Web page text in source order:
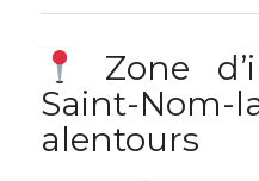
Zone
Saint-Nom-
alentours